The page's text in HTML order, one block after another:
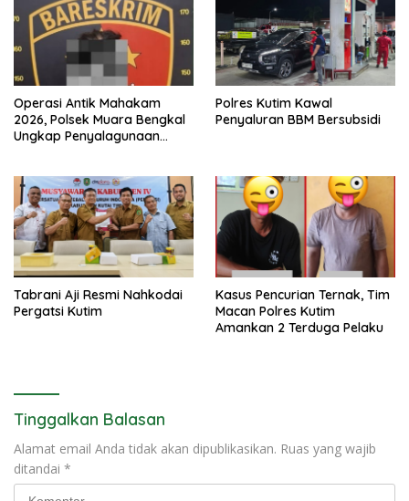
Operasi Antik Mahakam
2026, Polsek Muara Bengkal
Ungkap Penyalagunaan
Polres Kutim Kawal
Penyaluran BBM Bersubsidi
Tabrani Aji Resmi Nahkodai
Pergatsi Kutim
Kasus Pencurian Ternak, Tim
Macan Polres Kutim
Amankan 2 Terduga Pelaku
Tinggalkan Balasan
Alamat email Anda tidak akan dipublikasikan. Ruas yang wajib
ditandai *